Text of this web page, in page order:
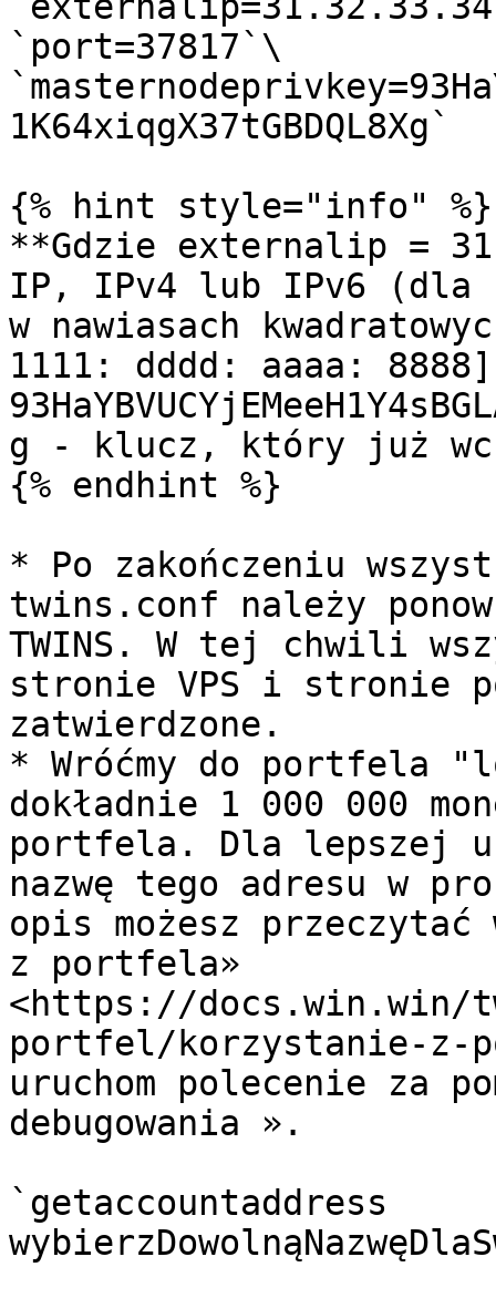
`port=37817`\
1K64xiqgX37tGBDQL8Xg`
{% hint style="info" %}
**Gdzie externalip =
IP, IPv4 lub IPv6 (dla
w nawiasach
1111: dddd: aaaa:
g - klucz, który już
{% endhint %}
* Po zakończeniu
twins.conf należy
TWINS. W tej chwili
stronie VPS i stronie
zatwierdzone.
* Wróćmy do portfela
dokładnie 1 000 000
portfela. Dla lepszej
nazwę tego adresu w
opis możesz
z portfela»
<https://docs.win.win/
portfel/korzystanie-z-
uruchom polecenie za
debugowania ».
`getaccountaddress